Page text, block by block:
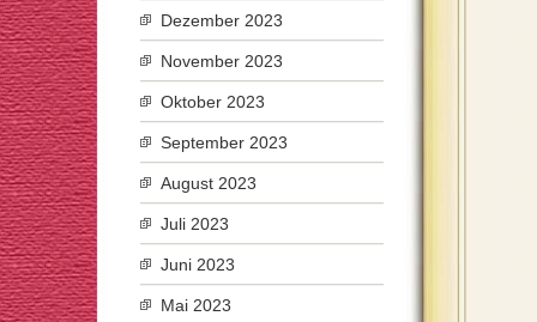
Dezember 2023
November 2023
Oktober 2023
September 2023
August 2023
Juli 2023
Juni 2023
Mai 2023